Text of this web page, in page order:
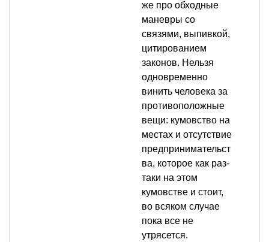
же про обходные
маневры со
связями, выпивкой,
цитированием
законов. Нельзя
одновременно
винить человека за
противоположные
вещи: кумовство на
местах и отсутствие
предпринимательст
ва, которое как раз-
таки на этом
кумовстве и стоит,
во всяком случае
пока все не
утрясется.